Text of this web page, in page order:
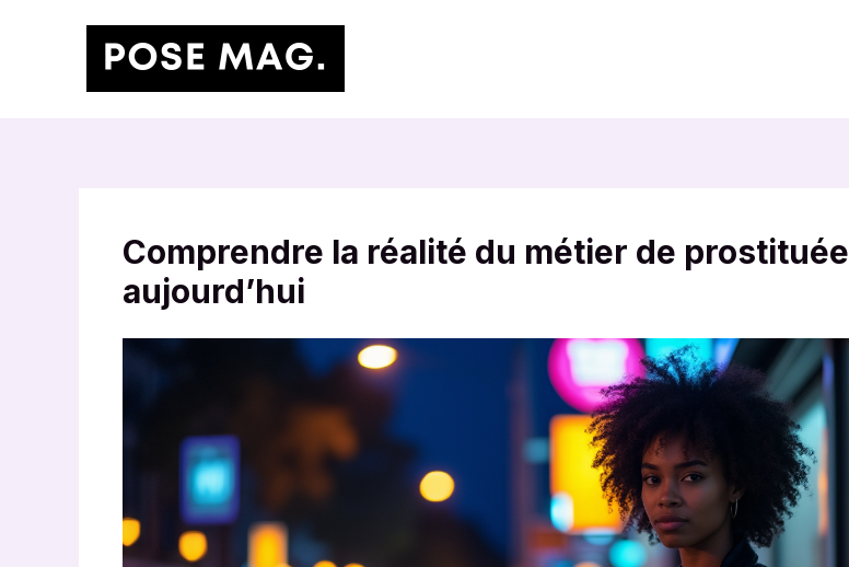
Comprendre la réalité du métier de prostituée
aujourd’hui